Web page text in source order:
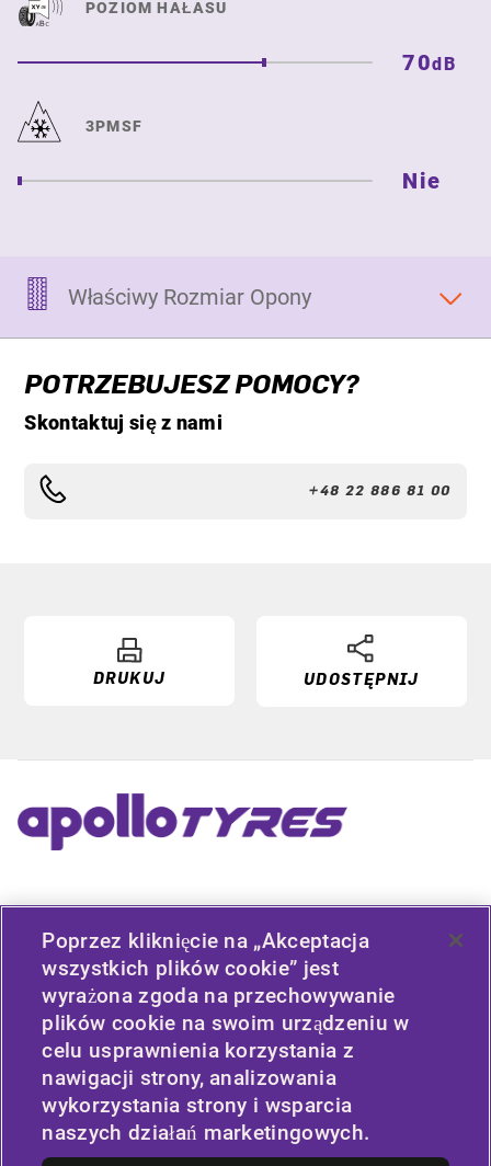
POZIOM HAŁASU
70dB
3PMSF
Nie
Właściwy Rozmiar Opony
POTRZEBUJESZ POMOCY?
Skontaktuj się z nami
+48 22 886 81 00
DRUKUJ UDOSTĘPNIJ
PRZYDATNE ŁĄCZA
TYP POJAZDU
ZASADY
Poprzez kliknięcie na „Akceptacja
wszystkich plików cookie” jest
wyrażona zgoda na przechowywanie
plików cookie na swoim urządzeniu w
celu usprawnienia korzystania z
nawigacji strony, analizowania
wykorzystania strony i wsparcia
naszych działań marketingowych.